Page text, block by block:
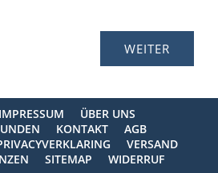
IMPRESSUM
ÜBER UNS
KONTAKT
AGB
VERSAND
SITEMAP WIDERRUF